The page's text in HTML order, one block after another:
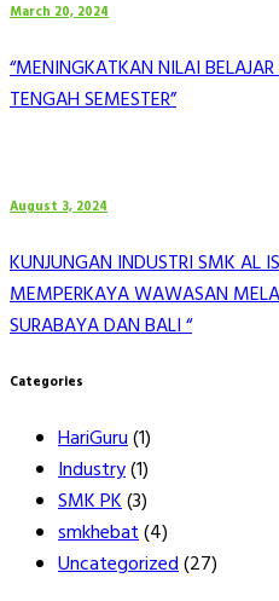
March 20, 2024
“MENINGKATKAN NILAI
TENGAH SEMESTER”
August 3, 2024
KUNJUNGAN INDUSTRI SMK AL
MEMPERKAYA WAWASAN
SURABAYA DAN BALI “
Categories
HariGuru(1)
Industry(1)
SMK PK(3)
smkhebat(4)
Uncategorized(27)